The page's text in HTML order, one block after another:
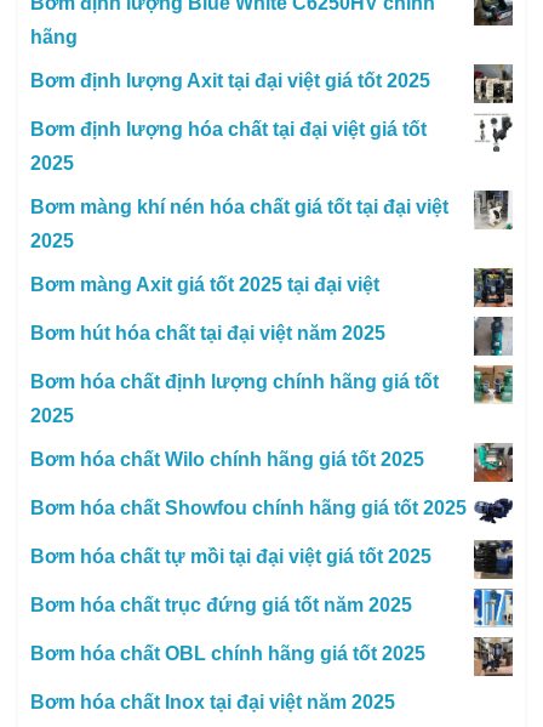
hãng
Bơm định lượng Axit tại đại việt giá tốt 2025
Bơm định lượng hóa chất tại đại việt giá tốt
2025
Bơm màng khí nén hóa chất giá tốt tại đại việt
2025
Bơm màng Axit giá tốt 2025 tại đại việt
Bơm hút hóa chất tại đại việt năm 2025
Bơm hóa chất định lượng chính hãng giá tốt
2025
Bơm hóa chất Wilo chính hãng giá tốt 2025
Bơm hóa chất Showfou chính hãng giá tốt 2025
Bơm hóa chất tự mồi tại đại việt giá tốt 2025
Bơm hóa chất trục đứng giá tốt năm 2025
Bơm hóa chất OBL chính hãng giá tốt 2025
Bơm hóa chất Inox tại đại việt năm 2025